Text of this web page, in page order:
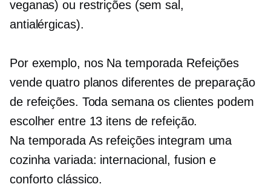
veganas) ou restrições (sem sal,
antialérgicas).
Por exemplo, nos Na temporadaRefeições
vende quatro planos diferentes de preparação
de refeições. Toda semana os clientes podem
escolher entre 13 itens de refeição.
Na temporadaAs refeições integram uma
cozinha variada: internacional, fusion e
conforto clássico.